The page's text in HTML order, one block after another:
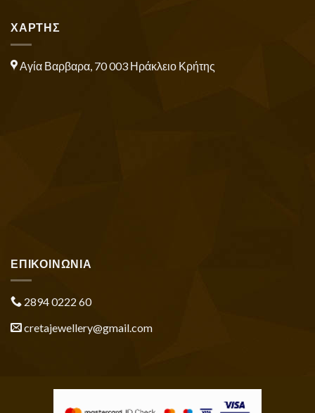
ΧΑΡΤΗΣ
Αγία Βαρβαρα, 70 003 Ηράκλειο Κρήτης
ΕΠΙΚΟΙΝΩΝΙΑ
2894 0222 60
cretajewellery@gmail.com